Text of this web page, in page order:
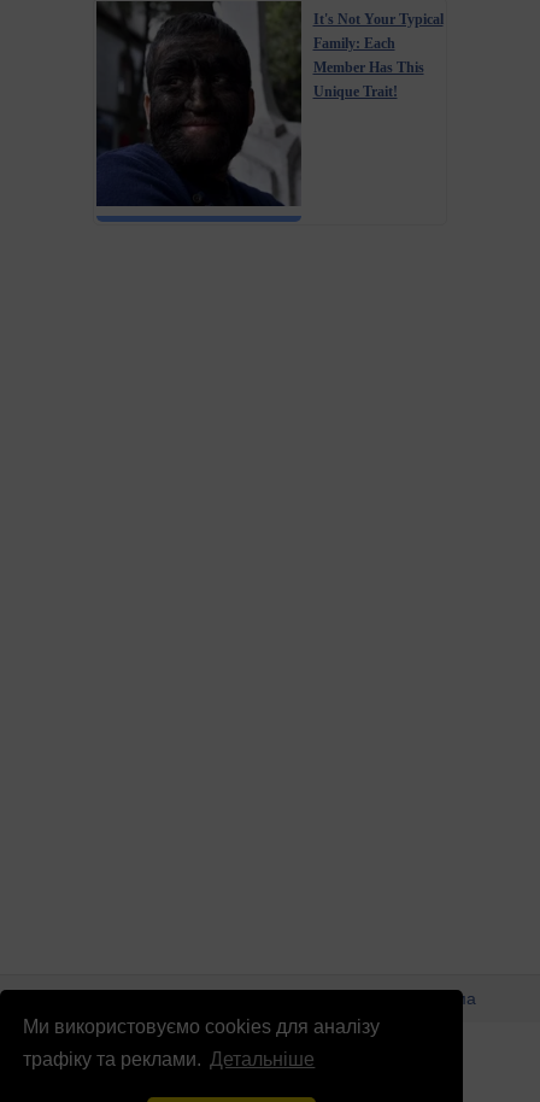
Ми використовуємо cookies для аналізу
трафіку та реклами. Детальніше
It's Not Your Typical
Family: Each
Member Has This
Unique Trait!
© Патріоти України 2026 Правова інформація
Реклама
info@patrioty.org.ua